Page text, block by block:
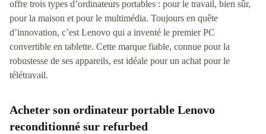
offre trois types d’ordinateurs portables : pour le travail, bien sûr,
pour la maison et pour le multimédia. Toujours en quête
d’innovation, c’est Lenovo qui a inventé le premier PC
convertible en tablette. Cette marque fiable, connue pour la
robustesse de ses appareils, est idéale pour un achat pour le
télétravail.
Acheter son ordinateur portable Lenovo
reconditionné sur refurbed